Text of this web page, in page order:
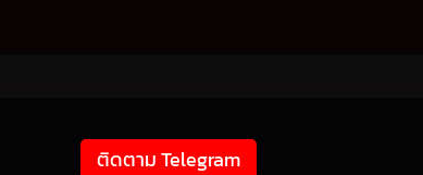
ติดตาม Telegram